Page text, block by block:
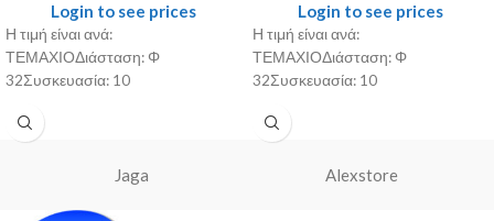
Login to see prices
Η τιμή είναι ανά:
ΤΕΜΑΧΙΟΔιάσταση: Φ
32Συσκευασία: 10
Login to see prices
Η τιμή είναι ανά:
ΤΕΜΑΧΙΟΔιάσταση: Φ
32Συσκευασία: 10
Jaga Alexstore